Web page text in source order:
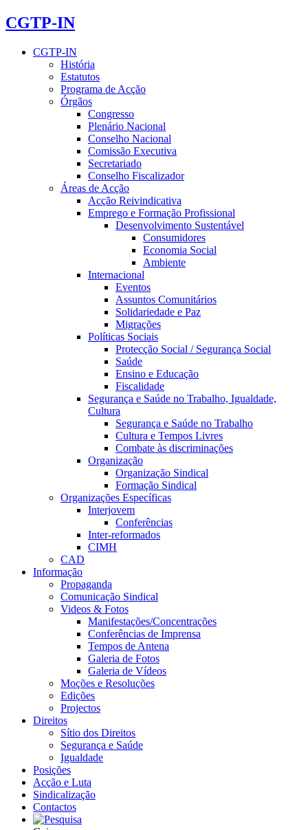
CGTP-IN
CGTP-IN
História
Estatutos
Programa de Acção
Órgãos
Congresso
Plenário Nacional
Conselho Nacional
Comissão Executiva
Secretariado
Conselho Fiscalizador
Áreas de Acção
Acção Reivindicativa
Emprego e Formação Profissional
Desenvolvimento Sustentável
Consumidores
Economia Social
Ambiente
Internacional
Eventos
Assuntos Comunitários
Solidariedade e Paz
Migrações
Políticas Sociais
Protecção Social / Segurança Social
Saúde
Ensino e Educação
Fiscalidade
Segurança e Saúde no Trabalho, Igualdade,
Cultura
Segurança e Saúde no Trabalho
Cultura e Tempos Livres
Combate às discriminações
Organização
Organização Sindical
Formação Sindical
Organizações Específicas
Interjovem
Conferências
Inter-reformados
CIMH
CAD
Informação
Propaganda
Comunicação Sindical
Videos & Fotos
Manifestações/Concentrações
Conferências de Imprensa
Tempos de Antena
Galeria de Fotos
Galeria de Vídeos
Moções e Resoluções
Edições
Projectos
Direitos
Sítio dos Direitos
Segurança e Saúde
Igualdade
Posições
Acção e Luta
Sindicalização
Contactos